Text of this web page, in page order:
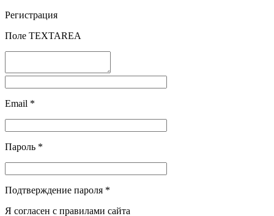
Регистрация
Поле TEXTAREA
Email *
Пароль *
Подтверждение пароля *
Я согласен с правилами сайта